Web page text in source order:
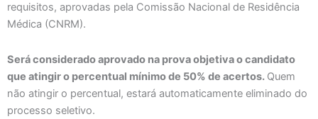
requisitos, aprovadas pela Comissão Nacional de Residência
Médica (CNRM).
Será considerado aprovado na prova objetiva o candidato
que atingir o percentual mínimo de 50% de acertos. Quem
não atingir o percentual, estará automaticamente eliminado do
processo seletivo.